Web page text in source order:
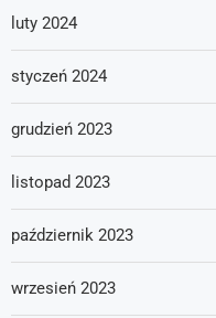
luty 2024
styczeń 2024
grudzień 2023
listopad 2023
październik 2023
wrzesień 2023